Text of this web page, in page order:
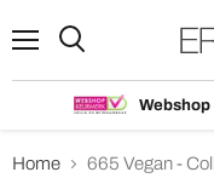
Home 665 Vegan -